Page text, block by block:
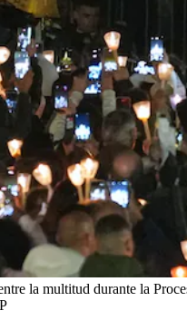
la multitud durante la